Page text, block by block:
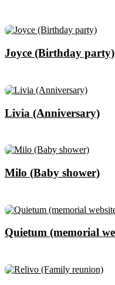
Joyce (Birthday party)
Livia (Anniversary)
Milo (Baby shower)
Quietum (memorial